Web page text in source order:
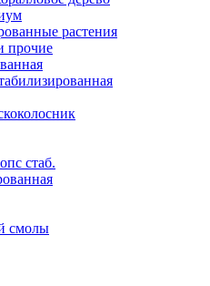
растения
прочие
стаб.
смолы